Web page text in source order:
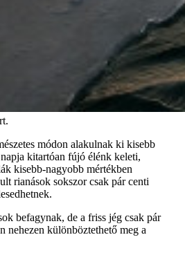
módon alakulnak ki kisebb
kitartóan fújó élénk keleti,
kisebb-nagyobb mértékben
rianások sokszor csak pár centi
befagynak, de a friss jég csak pár
nehezen különböztethető meg a